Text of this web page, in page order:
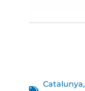
Catalunya,